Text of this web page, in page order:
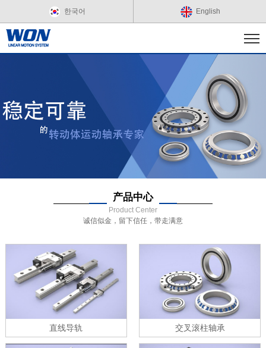
한국어 English
产品中心
Product Center
诚信似金，留下信任，带走满意
直线导轨 交叉滚柱轴承